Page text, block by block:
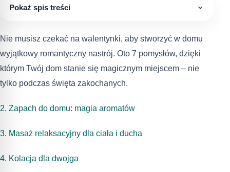
Pokaż spis treści
Nie musisz czekać na walentynki, aby stworzyć w domu
wyjątkowy romantyczny nastrój. Oto 7 pomysłów, dzięki
którym Twój dom stanie się magicznym miejscem – nie
tylko podczas święta zakochanych.
2. Zapach do domu: magia aromatów
3. Masaż relaksacyjny dla ciała i ducha
4. Kolacja dla dwojga